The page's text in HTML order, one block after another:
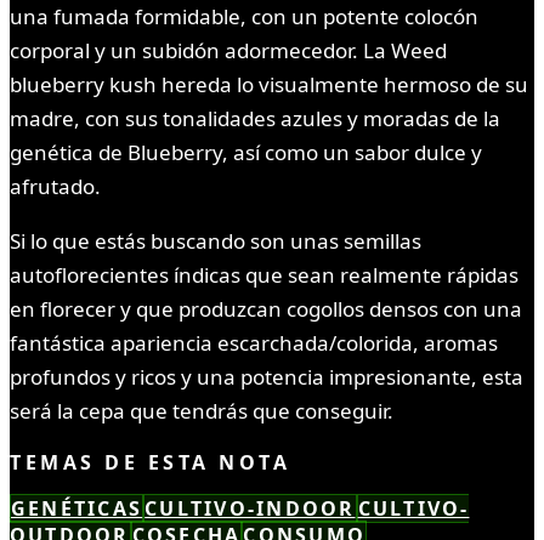
una fumada formidable, con un potente colocón
corporal y un subidón adormecedor. La Weed
blueberry kush hereda lo visualmente hermoso de su
madre, con sus tonalidades azules y moradas de la
genética de Blueberry, así como un sabor dulce y
afrutado.
Si lo que estás buscando son unas semillas
autoflorecientes índicas que sean realmente rápidas
en florecer y que produzcan cogollos densos con una
fantástica apariencia escarchada/colorida, aromas
profundos y ricos y una potencia impresionante, esta
será la cepa que tendrás que conseguir.
TEMAS DE ESTA NOTA
GENÉTICAS CULTIVO-INDOOR CULTIVO-